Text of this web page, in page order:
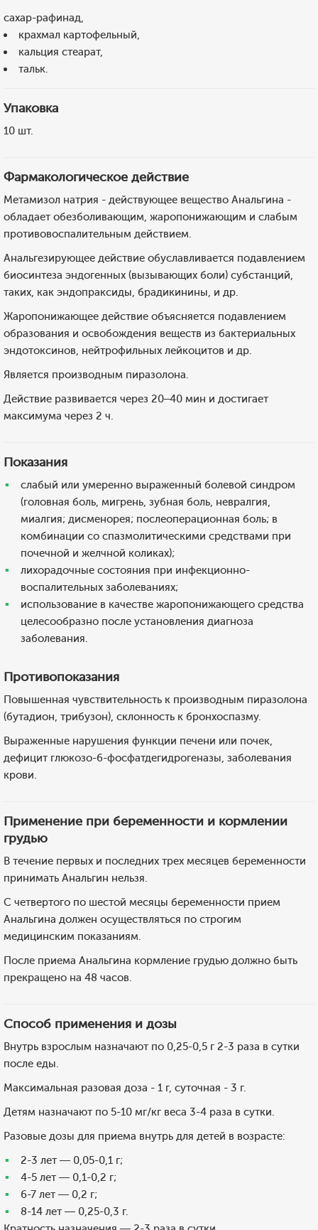
сахар-рафинад,
крахмал картофельный,
кальция стеарат,
тальк.
Упаковка
10 шт.
Фармакологическое действие
Метамизол натрия - действующее вещество Анальгина -
обладает обезболивающим, жаропонижающим и слабым
противовоспалительным действием.
Анальгезирующее действие обуславливается подавлением
биосинтеза эндогенных (вызывающих боли) субстанций,
таких, как эндопраксиды, брадикинины, и др.
Жаропонижающее действие объясняется подавлением
образования и освобождения веществ из бактериальных
эндотоксинов, нейтрофильных лейкоцитов и др.
Является производным пиразолона.
Действие развивается через 20–40 мин и достигает
максимума через 2 ч.
Показания
слабый или умеренно выраженный болевой синдром
(головная боль, мигрень, зубная боль, невралгия,
миалгия; дисменорея; послеоперационная боль; в
комбинации со спазмолитическими средствами при
почечной и желчной коликах);
лихорадочные состояния при инфекционно-
воспалительных заболеваниях;
использование в качестве жаропонижающего средства
целесообразно после установления диагноза
заболевания.
Противопоказания
Повышенная чувствительность к производным пиразолона
(бутадион, трибузон), склонность к бронхоспазму.
Выраженные нарушения функции печени или почек,
дефицит глюкозо-6-фосфатдегидрогеназы, заболевания
крови.
Применение при беременности и кормлении
грудью
В течение первых и последних трех месяцев беременности
принимать Анальгин нельзя.
С четвертого по шестой месяцы беременности прием
Анальгина должен осуществляться по строгим
медицинским показаниям.
После приема Анальгина кормление грудью должно быть
прекращено на 48 часов.
Способ применения и дозы
Внутрь взрослым назначают по 0,25-0,5 г 2-3 раза в сутки
после еды.
Максимальная разовая доза - 1 г, суточная - 3 г.
Детям назначают по 5-10 мг/кг веса 3-4 раза в сутки.
Разовые дозы для приема внутрь для детей в возрасте:
2-3 лет — 0,05-0,1 г;
4-5 лет — 0,1-0,2 г;
6-7 лет — 0,2 г;
8-14 лет — 0,25-0,3 г.